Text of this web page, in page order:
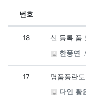
번호
18
신 등록 품
한풍연
17
명품풍란
다인 황